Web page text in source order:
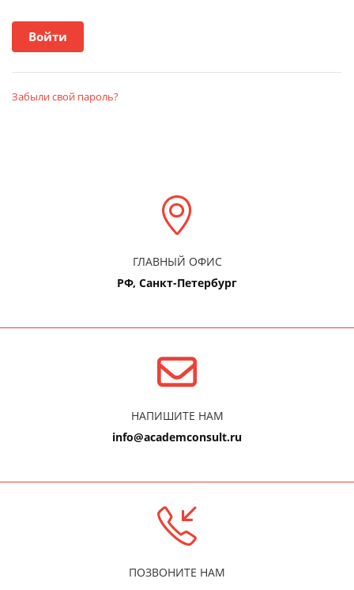
Забыли свой пароль?
ГЛАВНЫЙ ОФИС
РФ, Санкт-Петербург
НАПИШИТЕ НАМ
info@academconsult.ru
ПОЗВОНИТЕ НАМ